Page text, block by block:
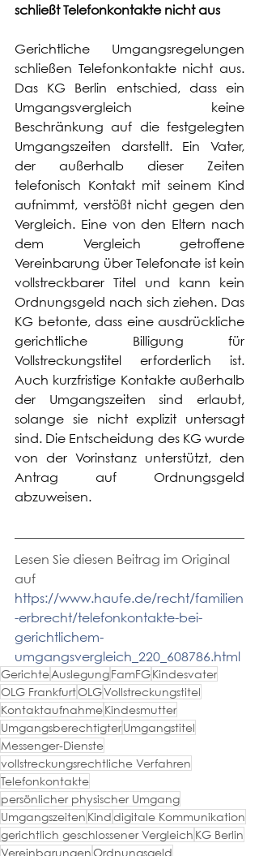
schließt Telefonkontakte nicht aus
Gerichtliche Umgangsregelungen
schließen Telefonkontakte nicht aus.
Das KG Berlin entschied, dass ein
Umgangsvergleich keine
Beschränkung auf die festgelegten
Umgangszeiten darstellt. Ein Vater,
der außerhalb dieser Zeiten
telefonisch Kontakt mit seinem Kind
aufnimmt, verstößt nicht gegen den
Vergleich. Eine von den Eltern nach
dem Vergleich getroffene
Vereinbarung über Telefonate ist kein
vollstreckbarer Titel und kann kein
Ordnungsgeld nach sich ziehen. Das
KG betonte, dass eine ausdrückliche
gerichtliche Billigung für
Vollstreckungstitel erforderlich ist.
Auch kurzfristige Kontakte außerhalb
der Umgangszeiten sind erlaubt,
solange sie nicht explizit untersagt
sind. Die Entscheidung des KG wurde
von der Vorinstanz unterstützt, den
Antrag auf Ordnungsgeld
abzuweisen.
Lesen Sie diesen Beitrag im Original
auf
https://www.haufe.de/recht/familien
-erbrecht/telefonkontakte-bei-
gerichtlichem-
umgangsvergleich_220_608786.html
GerichteAuslegungFamFGKindesvater
OLG FrankfurtOLGVollstreckungstitel
KontaktaufnahmeKindesmutter
UmgangsberechtigterUmgangstitel
Messenger-Dienste
vollstreckungsrechtliche Verfahren
Telefonkontakte
persönlicher physischer Umgang
Umgangszeiten Kinddigitale Kommunikation
gerichtlich geschlossener Vergleich KG Berlin
VereinbarungenOrdnungsgeld